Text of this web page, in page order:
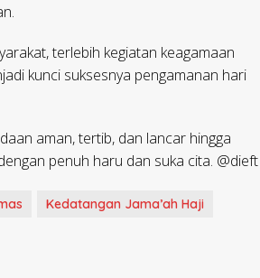
terlebih kegiatan keagamaan
kunci suksesnya pengamanan hari
aman, tertib, dan lancar hingga
penuh haru dan suka cita. @dieft
Kedatangan Jama’ah Haji